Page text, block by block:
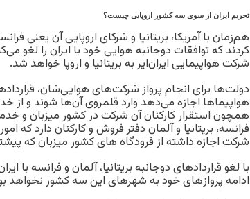
تحریم ایران از سوی سه کشور اروپایی چیست؟
کردند که توافقات دوجانبه هوایی خود با ایران را
شرکت هواپیمایی ایران‌ایر به بریتانیا و اروپا خواهد شد.
دولت‌ها برای انجام پرواز شرکت‌های هوایی‌شان،
هواپیماها اجازه می‌دهد وارد قلمروی آن‌ها شوند و از
همچون استقرار کارکنان آن شرکت در کشور میزبان و
فرانسه، بریتانیا و آلمان دفتر فروش و کارکنان دارد که
شرکت اجازه داشته از فرودگاه های کشور میزبان که
با لغو قراردادهای دوجانبه بریتانیا، آلمان و فرانسه با
ادامه پرواز‌های خود به شهرهای این سه کشور نخواهد